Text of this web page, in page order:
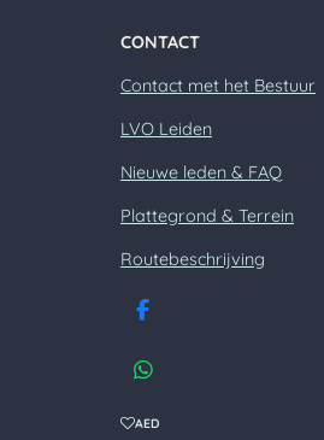
CONTACT
Contact met het Bestuur
LVO Leiden
Nieuwe leden & FAQ
Plattegrond & Terrein
Routebeschrijving
F
c
e
o
W
a
AED